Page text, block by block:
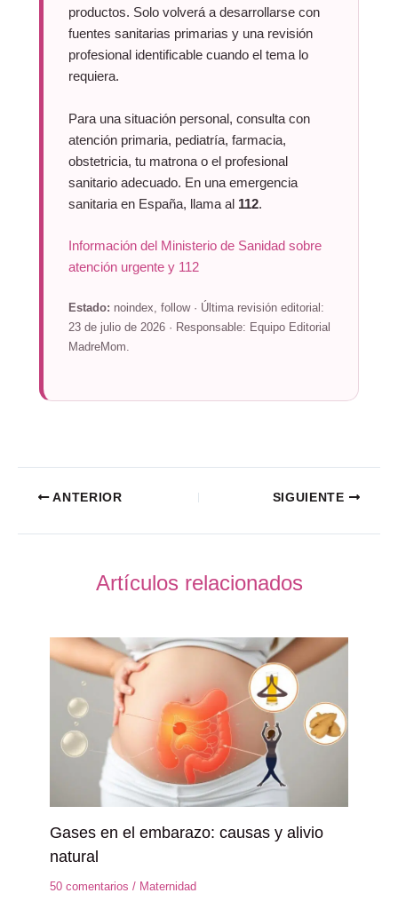
productos. Solo volverá a desarrollarse con
fuentes sanitarias primarias y una revisión
profesional identificable cuando el tema lo
requiera.
Para una situación personal, consulta con
atención primaria, pediatría, farmacia,
obstetricia, tu matrona o el profesional
sanitario adecuado. En una emergencia
sanitaria en España, llama al 112.
Información del Ministerio de Sanidad sobre
atención urgente y 112
Estado: noindex, follow · Última revisión editorial:
23 de julio de 2026 · Responsable: Equipo Editorial
MadreMom.
ANTERIOR SIGUIENTE
Artículos relacionados
Gases en el embarazo: causas y alivio
natural
50 comentarios / Maternidad